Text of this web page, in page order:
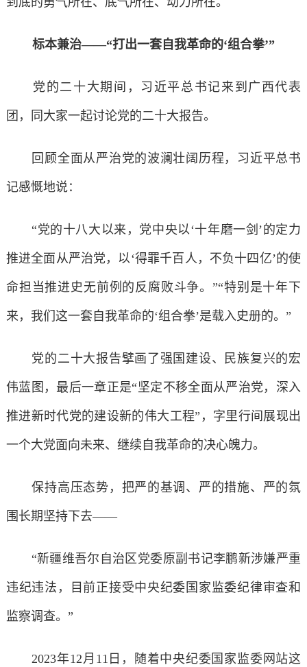
标本兼治——“打出一套自我革命的‘组合拳’”
党的二十大期间，习近平总书记来到广西代表
团，同大家一起讨论党的二十大报告。
回顾全面从严治党的波澜壮阔历程，习近平总书
记感慨地说：
“党的十八大以来，党中央以‘十年磨一剑’的定力
推进全面从严治党，以‘得罪千百人，不负十四亿’的使
命担当推进史无前例的反腐败斗争。”“特别是十年下
来，我们这一套自我革命的‘组合拳’是载入史册的。”
党的二十大报告擘画了强国建设、民族复兴的宏
伟蓝图，最后一章正是“坚定不移全面从严治党，深入
推进新时代党的建设新的伟大工程”，字里行间展现出
一个大党面向未来、继续自我革命的决心魄力。
保持高压态势，把严的基调、严的措施、严的氛
围长期坚持下去——
“新疆维吾尔自治区党委原副书记李鹏新涉嫌严重
违纪违法，目前正接受中央纪委国家监委纪律审查和
监察调查。”
2023年12月11日，随着中央纪委国家监委网站这